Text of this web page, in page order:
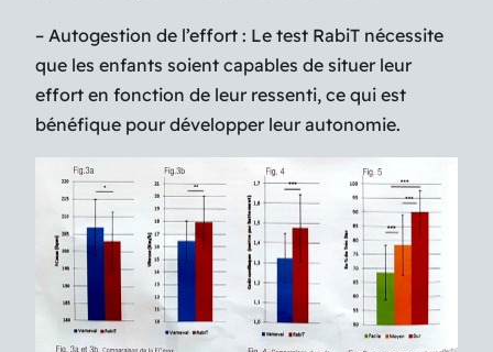
– Autogestion de l’effort : Le test RabiT nécessite
que les enfants soient capables de situer leur
effort en fonction de leur ressenti, ce qui est
bénéfique pour développer leur autonomie.